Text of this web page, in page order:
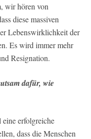
wir hören von
diese massiven
Lebenswirklichkeit der
Es wird immer mehr
Resignation.
dafür, wie
erfolgreiche
dass die Menschen